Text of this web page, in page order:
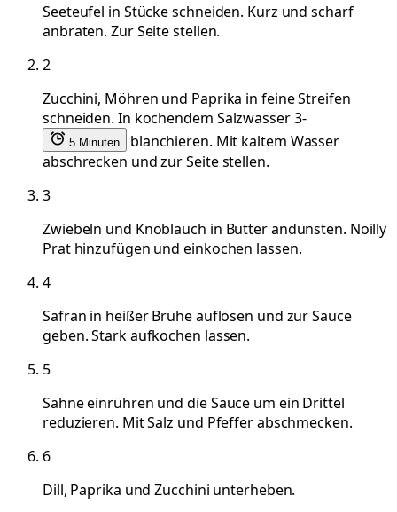
Seeteufel in Stücke schneiden. Kurz und scharf
anbraten. Zur Seite stellen.
2
Zucchini, Möhren und Paprika in feine Streifen
schneiden. In kochendem Salzwasser 3-
5 Minuten
blanchieren. Mit kaltem Wasser
abschrecken und zur Seite stellen.
3
Zwiebeln und Knoblauch in Butter andünsten. Noilly
Prat hinzufügen und einkochen lassen.
4
Safran in heißer Brühe auflösen und zur Sauce
geben. Stark aufkochen lassen.
5
Sahne einrühren und die Sauce um ein Drittel
reduzieren. Mit Salz und Pfeffer abschmecken.
6
Dill, Paprika und Zucchini unterheben.